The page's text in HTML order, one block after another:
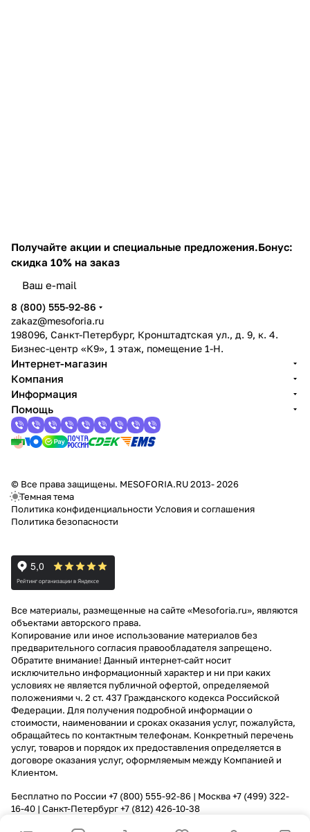
Получайте акции и специальные предложения.Бонус:
скидка 10% на заказ
8 (800) 555-92-86
zakaz@mesoforia.ru
198096, Санкт-Петербург, Кронштадтская ул., д. 9, к. 4.
Бизнес-центр «К9», 1 этаж, помещение 1-Н.
Интернет-магазин
Компания
Информация
Помощь
© Все права защищены. MESOFORIA.RU 2013- 2026
Темная тема
Политика конфиденциальности Условия и соглашения
Политика безопасности
Все материалы, размещенные на сайте «Mesoforia.ru», являются
объектами авторского права.
Копирование или иное использование материалов без
предварительного согласия правообладателя запрещено.
Обратите внимание! Данный интернет-сайт носит
исключительно информационный характер и ни при каких
условиях не является публичной офертой, определяемой
положениями ч. 2 ст. 437 Гражданского кодекса Российской
Федерации. Для получения подробной информации о
стоимости, наименовании и сроках оказания услуг, пожалуйста,
обращайтесь по контактным телефонам. Конкретный перечень
услуг, товаров и порядок их предоставления определяется в
договоре оказания услуг, оформляемым между Компанией и
Клиентом.
Бесплатно по России +7 (800) 555-92-86 | Москва+7 (499) 322-
16-40 | Санкт-Петербург+7 (812) 426-10-38